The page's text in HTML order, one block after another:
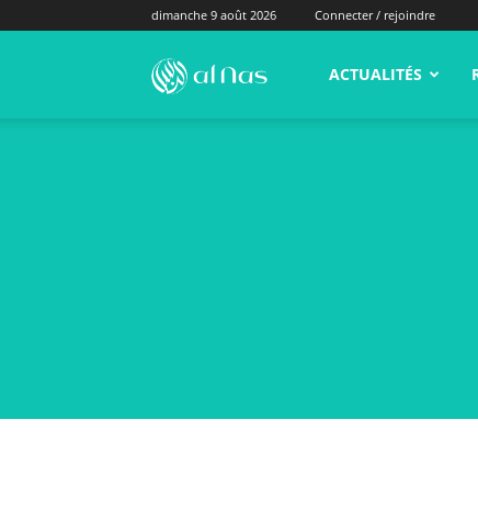
dimanche 9 août 2026 Connecter / rejoindre
alNas.fr ACTUALITÉS